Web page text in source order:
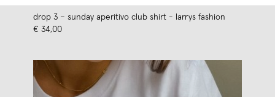
drop 3 – sunday aperitivo club shirt - larrys fashion
€ 34,00